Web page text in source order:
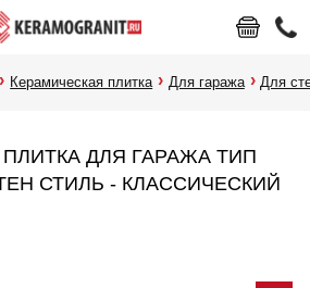
Керамическая плитка Для гаража Для
ДЛЯ ГАРАЖА ТИП
СТИЛЬ - КЛАССИЧЕСКИЙ